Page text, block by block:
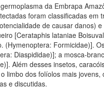
da Embrapa
foram classificadas em
de causar danos)
[Cerataphis lataniae
(Hymenoptera: Formicidae)].
Diaspididae)]; a mosca-
Além desses insetos,
limbo dos folíolos mais jovens,
e discutidas.